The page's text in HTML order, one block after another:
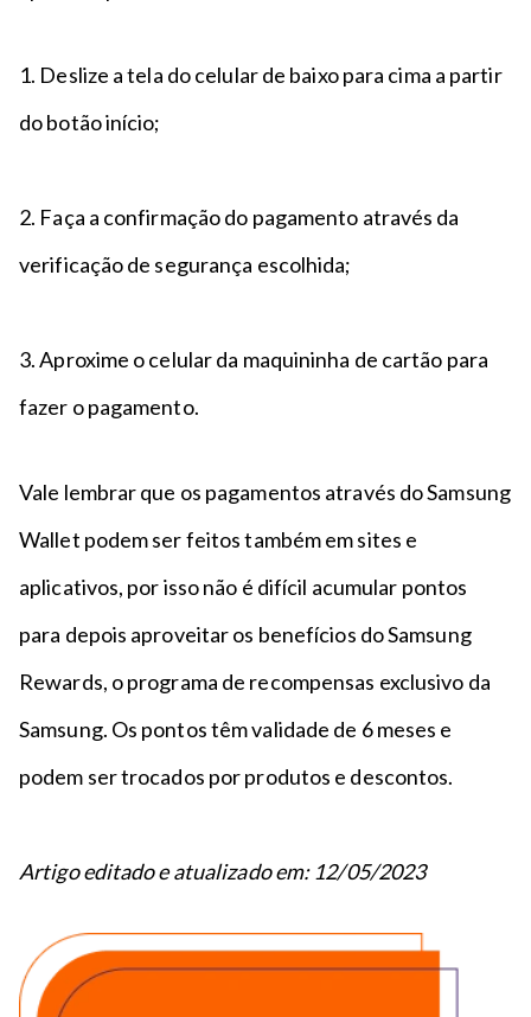
1. Deslize a tela do celular de baixo para cima a partir
do botão início;
2. Faça a confirmação do pagamento através da
verificação de segurança escolhida;
3. Aproxime o celular da maquininha de cartão para
fazer o pagamento.
Vale lembrar que os pagamentos através do Samsung
Wallet podem ser feitos também em sites e
aplicativos, por isso não é difícil acumular pontos
para depois aproveitar os benefícios do Samsung
Rewards, o programa de recompensas exclusivo da
Samsung. Os pontos têm validade de 6 meses e
podem ser trocados por produtos e descontos.
Artigo editado e atualizado em: 12/05/2023